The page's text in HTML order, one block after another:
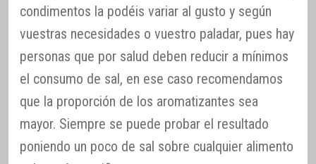
condimentos la podéis variar al gusto y según
vuestras necesidades o vuestro paladar, pues hay
personas que por salud deben reducir a mínimos
el consumo de sal, en ese caso recomendamos
que la proporción de los aromatizantes sea
mayor. Siempre se puede probar el resultado
poniendo un poco de sal sobre cualquier alimento